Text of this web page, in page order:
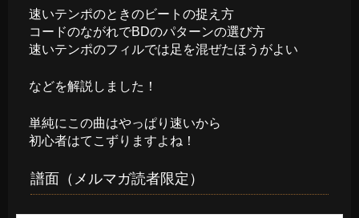
速いテンポのときのビートの捉え方
コードのながれでBDのパターンの選び方
速いテンポのフィルでは足を混ぜたほうがよい
などを解説しました！
単純にこの曲はやっぱり速いから
初心者はてこずりますよね！
譜面（メルマガ読者限定）